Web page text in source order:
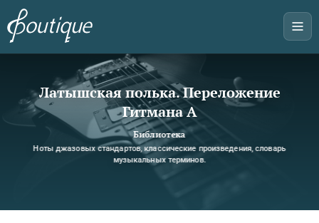
Латышская полька. Переложение
Гитмана А
Библиотека
Ноты джазовых стандартов, классические произведения, словарь
музыкальных терминов.